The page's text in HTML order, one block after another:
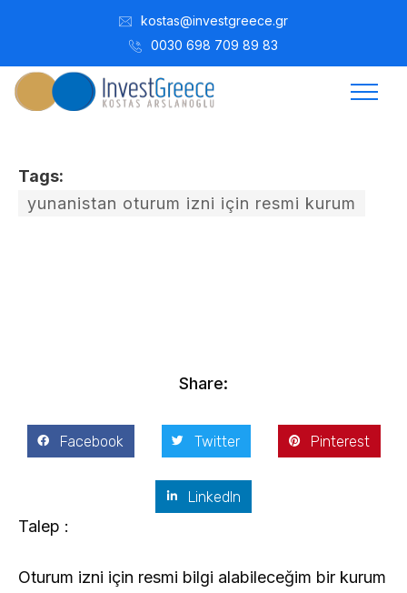
kostas@investgreece.gr
0030 698 709 89 83
Tags:
yunanistan oturum izni için resmi kurum
Share:
Facebook Twitter Pinterest
LinkedIn
Talep :
Oturum izni için resmi bilgi alabileceğim bir kurum